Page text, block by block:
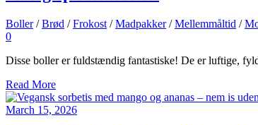
Boller/Brød /Frokost /Madpakker/Mellemmåltid /
0
Disse boller er fuldstændig fantastiske! De er luftige,
Read More
March 15, 2026